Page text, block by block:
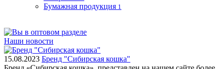
Бумажная продукция 1
Наши новости
15.08.2023 Бренд "Сибирская кошка"